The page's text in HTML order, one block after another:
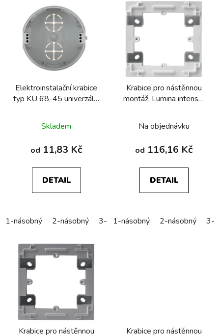
Elektroinstalační krabice
typ KU 68-45 univerzální
Skladem
od 11,83 Kč
DETAIL
1-násobný 2-násobný 3-násobný 4-násobný 5-
Krabice pro nástěnnou
montáž, Lumina intense,
Na objednávku
od 116,16 Kč
DETAIL
1-násobný 2-násobný 3-
Krabice pro nástěnnou
Krabice pro nástěnnou